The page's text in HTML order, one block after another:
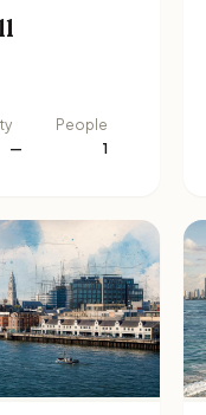
—
People
1